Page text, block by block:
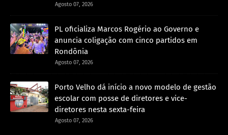
Agosto 07, 2026
PL oficializa Marcos Rogério ao Governo e
anuncia coligação com cinco partidos em
Rondônia
Agosto 07, 2026
Porto Velho dá início a novo modelo de gestão
escolar com posse de diretores e vice-
diretores nesta sexta-feira
Agosto 07, 2026